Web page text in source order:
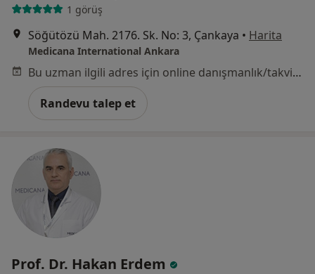
1 görüş
Söğütözü Mah. 2176. Sk. No: 3, Çankaya • Harita
Medicana International Ankara
Bu uzman ilgili adres için online danışmanlık/takvim sunmuyor.
Randevu talep et
Prof. Dr. Hakan Erdem